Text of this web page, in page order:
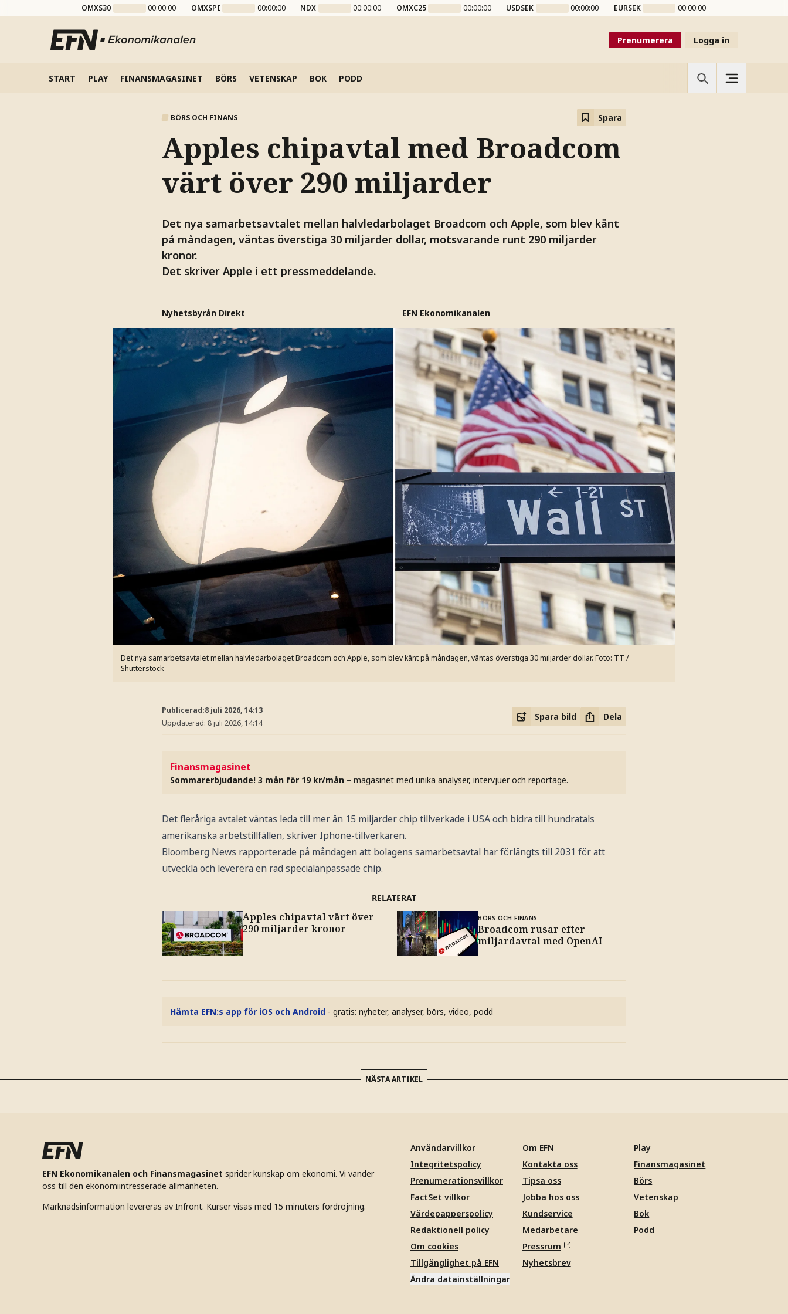
OMXS30 00:00:00 OMXSPI 00:00:00 NDX 00:00:00 OMXC25 00:00:00 USDSEK 00:00:00 EURSEK 00:00:00
Prenumerera Logga in
START PLAY FINANSMAGASINET BÖRS VETENSKAP BOK PODD
BÖRS OCH FINANS Spara
Apples chipavtal med Broadcom
värt över 290 miljarder
Det nya samarbetsavtalet mellan halvledarbolaget Broadcom och Apple, som blev känt
på måndagen, väntas överstiga 30 miljarder dollar, motsvarande runt 290 miljarder
kronor.
Det skriver Apple i ett pressmeddelande.
Nyhetsbyrån Direkt EFN Ekonomikanalen
Det nya samarbetsavtalet mellan halvledarbolaget Broadcom och Apple, som blev känt på måndagen, väntas överstiga 30 miljarder dollar. Foto: TT /
Shutterstock
Publicerad:8 juli 2026, 14:13
Uppdaterad: 8 juli 2026, 14:14
Spara bild Dela
Finansmagasinet
Sommarerbjudande! 3 mån för 19 kr/mån – magasinet med unika analyser, intervjuer och reportage.
Det fleråriga avtalet väntas leda till mer än 15 miljarder chip tillverkade i USA och bidra till hundratals
amerikanska arbetstillfällen, skriver Iphone-tillverkaren.
Bloomberg News rapporterade på måndagen att bolagens samarbetsavtal har förlängts till 2031 för att
utveckla och leverera en rad specialanpassade chip.
RELATERAT
Apples chipavtal värt över
290 miljarder kronor
BÖRS OCH FINANS
Broadcom rusar efter
miljardavtal med OpenAI
Hämta EFN:s app för iOS och Android - gratis: nyheter, analyser, börs, video, podd
NÄSTA ARTIKEL
EFN Ekonomikanalen och Finansmagasinet sprider kunskap om ekonomi. Vi vänder
oss till den ekonomiintresserade allmänheten.
Marknadsinformation levereras av Infront. Kurser visas med 15 minuters fördröjning.
Användarvillkor
Integritetspolicy
Prenumerationsvillkor
FactSet villkor
Värdepapperspolicy
Redaktionell policy
Om cookies
Tillgänglighet på EFN
Ändra datainställningar
Om EFN
Kontakta oss
Tipsa oss
Jobba hos oss
Kundservice
Medarbetare
Pressrum
Nyhetsbrev
Play
Finansmagasinet
Börs
Vetenskap
Bok
Podd